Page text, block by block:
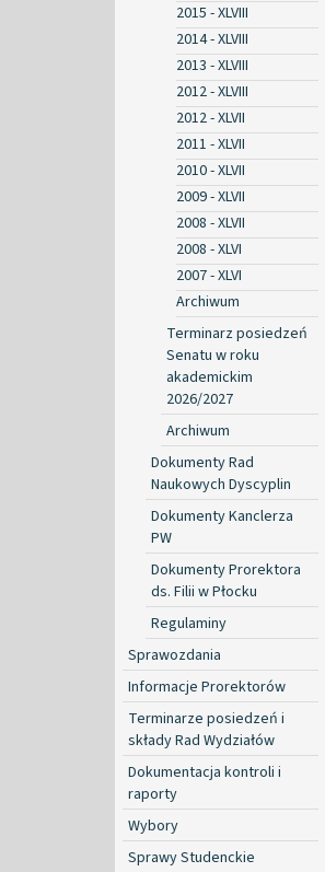
2015 - XLVIII
2014 - XLVIII
2013 - XLVIII
2012 - XLVIII
2012 - XLVII
2011 - XLVII
2010 - XLVII
2009 - XLVII
2008 - XLVII
2008 - XLVI
2007 - XLVI
Archiwum
Terminarz posiedzeń
Senatu w roku
akademickim
2026/2027
Archiwum
Dokumenty Rad
Naukowych Dyscyplin
Dokumenty Kanclerza
PW
Dokumenty Prorektora
ds. Filii w Płocku
Regulaminy
Sprawozdania
Informacje Prorektorów
Terminarze posiedzeń i
składy Rad Wydziałów
Dokumentacja kontroli i
raporty
Wybory
Sprawy Studenckie